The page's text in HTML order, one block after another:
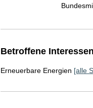
Betroffene
Erneuerbare Energien [alle